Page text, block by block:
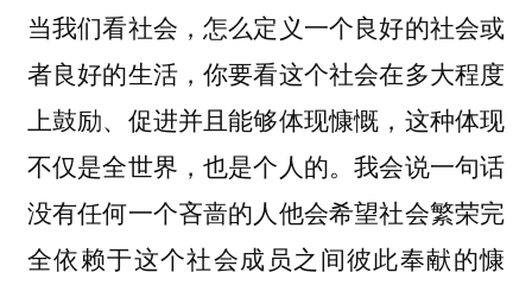
当我们看社会，怎么定义一个良好的社会或
者良好的生活，你要看这个社会在多大程度
上鼓励、促进并且能够体现慷慨，这种体现
不仅是全世界，也是个人的。我会说一句话
没有任何一个吝啬的人他会希望社会繁荣完
全依赖于这个社会成员之间彼此奉献的慷